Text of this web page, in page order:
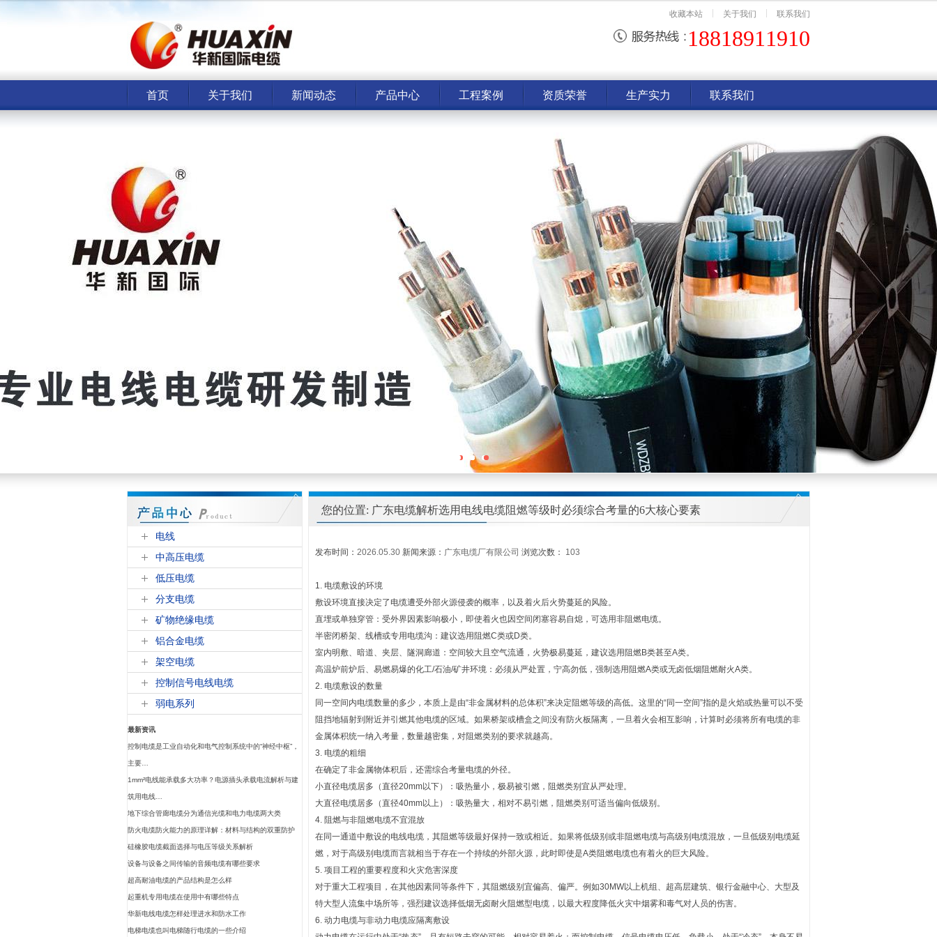
收藏本站 关于我们 联系我们
18818911910
首页 关于我们 新闻动态 产品中心 工程案例 资质荣誉 生产实力 联系我们
电线
中高压电缆
低压电缆
分支电缆
矿物绝缘电缆
铝合金电缆
架空电缆
控制信号电线电缆
弱电系列
最新资讯
控制电缆是工业自动化和电气控制系统中的“神经中枢”，
主要…
1mm²电线能承载多大功率？电源插头承载电流解析与建
筑用电线…
地下综合管廊电缆分为通信光缆和电力电缆两大类
防火电缆防火能力的原理详解：材料与结构的双重防护
硅橡胶电缆截面选择与电压等级关系解析
设备与设备之间传输的音频电缆有哪些要求
超高耐油电缆的产品结构是怎么样
起重机专用电缆在使用中有哪些特点
华新电线电缆怎样处理进水和防水工作
电梯电缆也叫电梯随行电缆的一些介绍
您的位置: 广东电缆解析选用电线电缆阻燃等级时必须综合考量的6大核心要素
发布时间： 2026.05.30 新闻来源： 广东电缆厂有限公司 浏览次数： 103
1. 电缆敷设的环境
敷设环境直接决定了电缆遭受外部火源侵袭的概率，以及着火后火势蔓延的风险。
直埋或单独穿管：受外界因素影响极小，即使着火也因空间闭塞容易自熄，可选用非阻燃电缆。
半密闭桥架、线槽或专用电缆沟：建议选用阻燃C类或D类。
室内明敷、暗道、夹层、隧洞廊道：空间较大且空气流通，火势极易蔓延，建议选用阻燃B类甚至A类。
高温炉前炉后、易燃易爆的化工/石油/矿井环境：必须从严处置，宁高勿低，强制选用阻燃A类或无卤低烟阻燃耐火A类。
2. 电缆敷设的数量
同一空间内电缆数量的多少，本质上是由“非金属材料的总体积”来决定阻燃等级的高低。这里的“同一空间”指的是火焰或热量可以不受
阻挡地辐射到附近并引燃其他电缆的区域。如果桥架或槽盒之间没有防火板隔离，一旦着火会相互影响，计算时必须将所有电缆的非
金属体积统一纳入考量，数量越密集，对阻燃类别的要求就越高。
3. 电缆的粗细
在确定了非金属物体积后，还需综合考量电缆的外径。
小直径电缆居多（直径20mm以下）：吸热量小，极易被引燃，阻燃类别宜从严处理。
大直径电缆居多（直径40mm以上）：吸热量大，相对不易引燃，阻燃类别可适当偏向低级别。
4. 阻燃与非阻燃电缆不宜混放
在同一通道中敷设的电线电缆，其阻燃等级最好保持一致或相近。如果将低级别或非阻燃电缆与高级别电缆混放，一旦低级别电缆延
燃，对于高级别电缆而言就相当于存在一个持续的外部火源，此时即使是A类阻燃电缆也有着火的巨大风险。
5. 项目工程的重要程度和火灾危害深度
对于重大工程项目，在其他因素同等条件下，其阻燃级别宜偏高、偏严。例如30MW以上机组、超高层建筑、银行金融中心、大型及
特大型人流集中场所等，强烈建议选择低烟无卤耐火阻燃型电缆，以最大程度降低火灾中烟雾和毒气对人员的伤害。
6. 动力电缆与非动力电缆应隔离敷设